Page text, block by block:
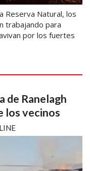
Reserva Natural, los
trabajando para
por los fuertes
de Ranelagh
los vecinos